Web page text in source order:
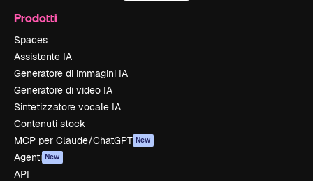
Prodotti
Spaces
Assistente IA
Generatore di immagini IA
Generatore di video IA
Sintetizzatore vocale IA
Contenuti stock
MCP per Claude/ChatGPT New
Agenti New
API